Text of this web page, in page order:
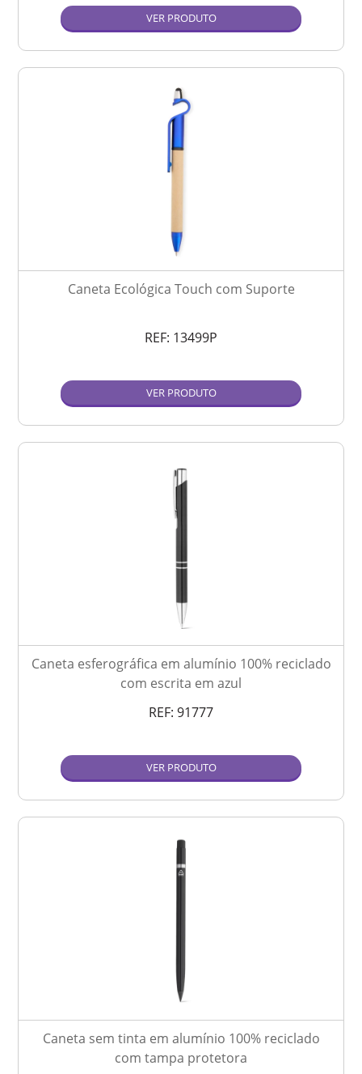
VER PRODUTO
Caneta Ecológica Touch com Suporte
REF: 13499P
VER PRODUTO
Caneta esferográfica em alumínio 100% reciclado
com escrita em azul
REF: 91777
VER PRODUTO
Caneta sem tinta em alumínio 100% reciclado
com tampa protetora